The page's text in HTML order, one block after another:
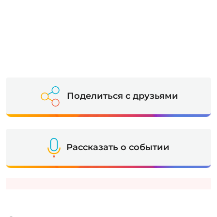
Поделиться с друзьями
Рассказать о событии